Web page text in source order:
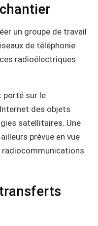
un groupe de travail
de téléphonie
radioélectriques
porté sur le
des objets
satellitaires. Une
prévue en vue
radiocommunications